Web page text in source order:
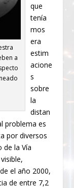
a
que
tenía
mos
era
estim
acione
s
sobre
la
distan
problema es
por diversos
de la Vía
el año 2000,
de entre 7,2